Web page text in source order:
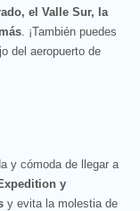
el Valle Sur, la
. ¡También puedes
del aeropuerto de
y cómoda de llegar a
y
y evita la molestia de